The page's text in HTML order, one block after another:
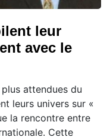
leur
avec le
plus attendues du
leurs univers sur «
la rencontre entre
Cette